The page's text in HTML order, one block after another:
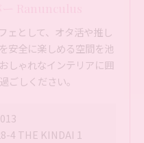
ェとして、オタ活や推し
安全に楽しめる空間を池
しゃれなインテリアに囲
ごしください。
4 THE KINDAI 1